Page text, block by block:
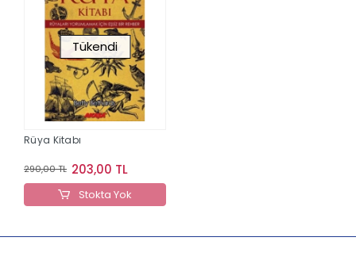
Tükendi
Rüya Kitabı
290,00 TL 203,00 TL
Stokta Yok